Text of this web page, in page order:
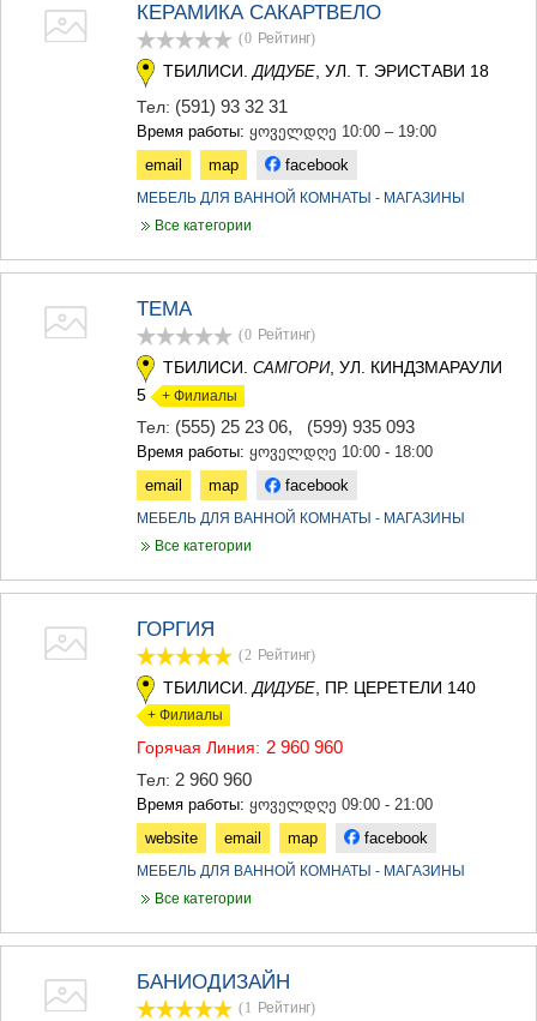
ТКИБУЛИ
КУТАИСИ
ТЕЛАВИ
САГАРЕДЖО
СИГНАГИ
МЦХЕТА-МТИАНЕТИ
СТЕПАНЦМИНДА (КАЗБЕГИ)
РАЧА-ЛЕЧХУМИ/НИЖНЯЯ
АМБРОЛАУРИ
ЛЕНТЕХИ
МЕГРЕЛИЯ/ВЕРХНЯЯ
ЦАЛЕНДЖИХА
АНАКЛИА
ДЖВАРИ
КЕРАМИКА САКАРТВЕЛО
(0 Рейтинг)
ТБИЛИСИ. ДИДУБЕ , УЛ. Т. ЭРИСТАВИ 18
Тел: (591) 93 32 31
Время работы: ყოველდღე 10:00 – 19:00
email
map facebook
МЕБЕЛЬ ДЛЯ ВАННОЙ КОМНАТЫ - МАГАЗИНЫ
Все категории
ТЕМА
(0 Рейтинг)
ТБИЛИСИ. САМГОРИ, УЛ. КИНДЗМАРАУЛИ
5 + Филиалы
Тел: (555) 25 23 06, (599) 935 093
Время работы: ყოველდღე 10:00 - 18:00
email
map facebook
МЕБЕЛЬ ДЛЯ ВАННОЙ КОМНАТЫ - МАГАЗИНЫ
Все категории
ГОРГИЯ
(2 Рейтинг)
ТБИЛИСИ. ДИДУБЕ , ПР. ЦЕРЕТЕЛИ 140
+ Филиалы
Горячая Линия: 2 960 960
Тел: 2 960 960
Время работы: ყოველდღე 09:00 - 21:00
website
email map facebook
МЕБЕЛЬ ДЛЯ ВАННОЙ КОМНАТЫ - МАГАЗИНЫ
Все категории
БАНИОДИЗАЙН
(1 Рейтинг)